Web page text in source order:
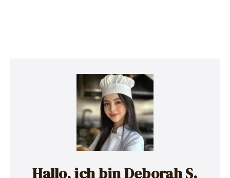
Hallo, ich bin Deborah S.